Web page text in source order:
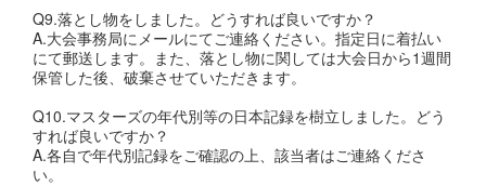
Q9.落とし物をしました。どうすれば良いですか？
A.大会事務局にメールにてご連絡ください。指定日に着払い
にて郵送します。また、落とし物に関しては大会日から1週間
保管した後、破棄させていただきます。
Q10.マスターズの年代別等の日本記録を樹立しました。どう
すれば良いですか？
A.各自で年代別記録をご確認の上、該当者はご連絡くださ
い。